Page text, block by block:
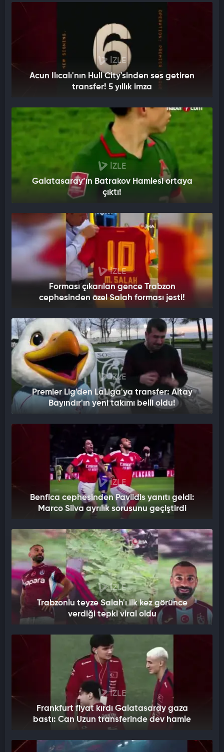
İZLE
Acun Ilıcalı'nın Hull City'sinden ses getiren
transfer! 5 yıllık imza
İZLE
Galatasaray’ın Batrakov Hamlesi ortaya
çıktı!
İZLE
Forması çıkarılan gence Trabzon
cephesinden özel Salah forması jesti!
İZLE
Premier Lig'den LaLiga'ya transfer: Altay
Bayındır'ın yeni takımı belli oldu!
İZLE
Benfica cephesinden Pavlidis yanıtı geldi:
Marco Silva ayrılık sorusunu geçiştirdi
İZLE
Trabzonlu teyze Salah'ı ilk kez görünce
verdiği tepki viral oldu
İZLE
Frankfurt fiyat kırdı Galatasaray gaza
bastı: Can Uzun transferinde dev hamle